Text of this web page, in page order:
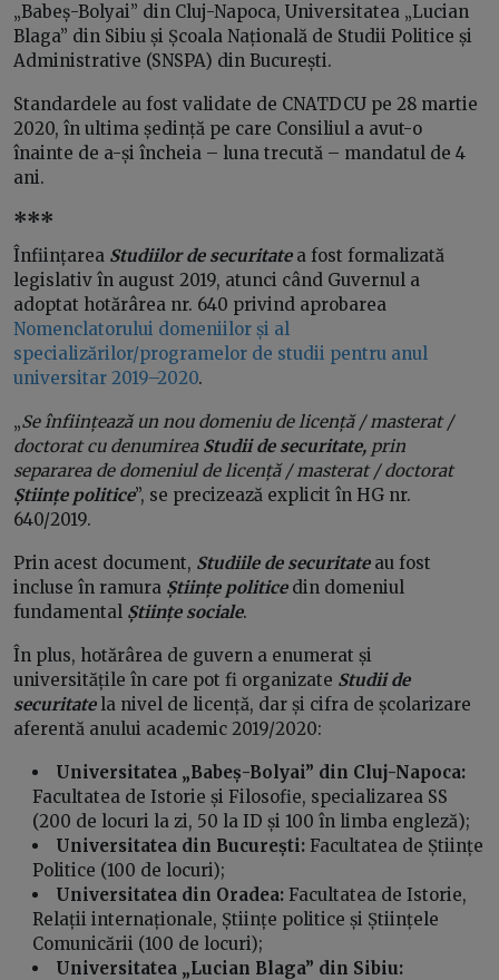
„Babeș-Bolyai” din Cluj-Napoca, Universitatea „Lucian
Blaga” din Sibiu și Școala Națională de Studii Politice și
Administrative (SNSPA) din București.
Standardele au fost validate de CNATDCU pe 28 martie
2020, în ultima ședință pe care Consiliul a avut-o
înainte de a-și încheia – luna trecută – mandatul de 4
ani.
***
Înființarea Studiilor de securitatea fost formalizată
legislativ în august 2019, atunci când Guvernul a
adoptat hotărârea nr. 640 privind aprobarea
Nomenclatorului domeniilor și al
specializărilor/programelor de studii pentru anul
universitar 2019–2020.
„Se înființează un nou domeniu de licență / masterat /
doctorat cu denumirea Studii de securitate, prin
separarea de domeniul de licență / masterat / doctorat
Științe politice”, se precizează explicit în HG nr.
640/2019.
Prin acest document, Studiile de securitateau fost
incluse în ramura Științe politicedin domeniul
fundamental Științe sociale.
În plus, hotărârea de guvern a enumerat și
universitățile în care pot fi organizate Studii de
securitatela nivel de licență, dar și cifra de școlarizare
aferentă anului academic 2019/2020:
Universitatea „Babeș-Bolyai” din Cluj-Napoca:
Facultatea de Istorie și Filosofie, specializarea SS
(200 de locuri la zi, 50 la ID și 100 în limba engleză);
Universitatea din București: Facultatea de Științe
Politice (100 de locuri);
Universitatea din Oradea: Facultatea de Istorie,
Relații internaționale, Științe politice și Științele
Comunicării (100 de locuri);
Universitatea „Lucian Blaga” din Sibiu: